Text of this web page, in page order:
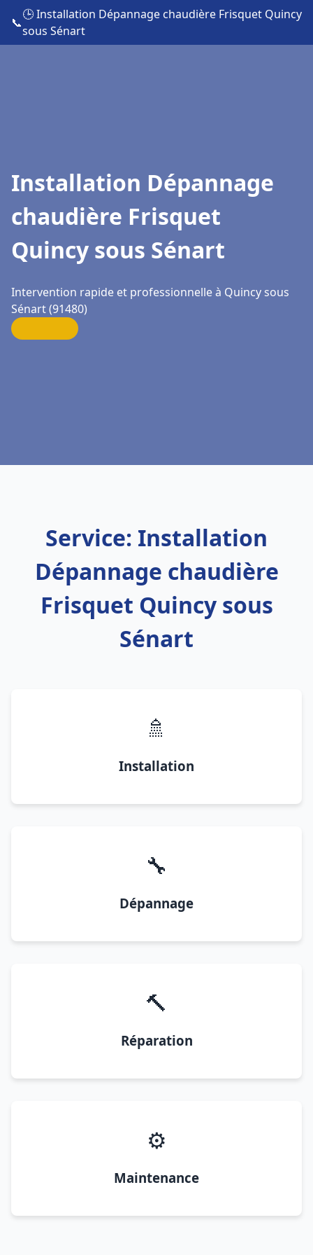
📞
🕒 Installation Dépannage chaudière Frisquet Quincy
sous Sénart
Installation Dépannage
chaudière Frisquet
Quincy sous Sénart
Intervention rapide et professionnelle à Quincy sous
Sénart (91480)
Service: Installation
Dépannage chaudière
Frisquet Quincy sous
Sénart
🚿
Installation
🔧
Dépannage
🔨
Réparation
⚙️
Maintenance